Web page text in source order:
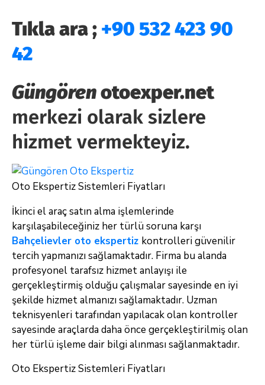
Tıkla ara ; +90 532 423 90
42
Güngörenotoexper.net
merkezi olarak sizlere
hizmet vermekteyiz.
Oto Ekspertiz Sistemleri Fiyatları
İkinci el araç satın alma işlemlerinde
karşılaşabileceğiniz her türlü soruna karşı
Bahçelievler oto ekspertiz kontrolleri güvenilir
tercih yapmanızı sağlamaktadır. Firma bu alanda
profesyonel tarafsız hizmet anlayışı ile
gerçekleştirmiş olduğu çalışmalar sayesinde en iyi
şekilde hizmet almanızı sağlamaktadır. Uzman
teknisyenleri tarafından yapılacak olan kontroller
sayesinde araçlarda daha önce gerçekleştirilmiş olan
her türlü işleme dair bilgi alınması sağlanmaktadır.
Oto Ekspertiz Sistemleri Fiyatları